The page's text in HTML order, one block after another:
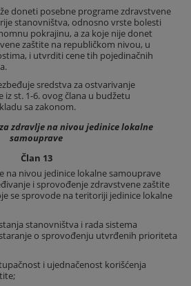
doneti posebne programe zdravstvene
stanovništva, odnosno vrste bolesti
pokrajinu, a za koje nije donet
zaštite na republičkom nivou, u
i utvrditi cene tih pojedinačnih
sredstva za ostvarivanje
st. 1-6. ovog člana u budžetu
sa zakonom.
zdravlje na nivou jedinice lokalne
samouprave
Član 13
na nivou jedinice lokalne samouprave
i sprovođenje zdravstvene zaštite
se sprovode na teritoriji jedinice lokalne
stanovništva i rada sistema
o sprovođenju utvrđenih prioriteta
i ujednačenost korišćenja